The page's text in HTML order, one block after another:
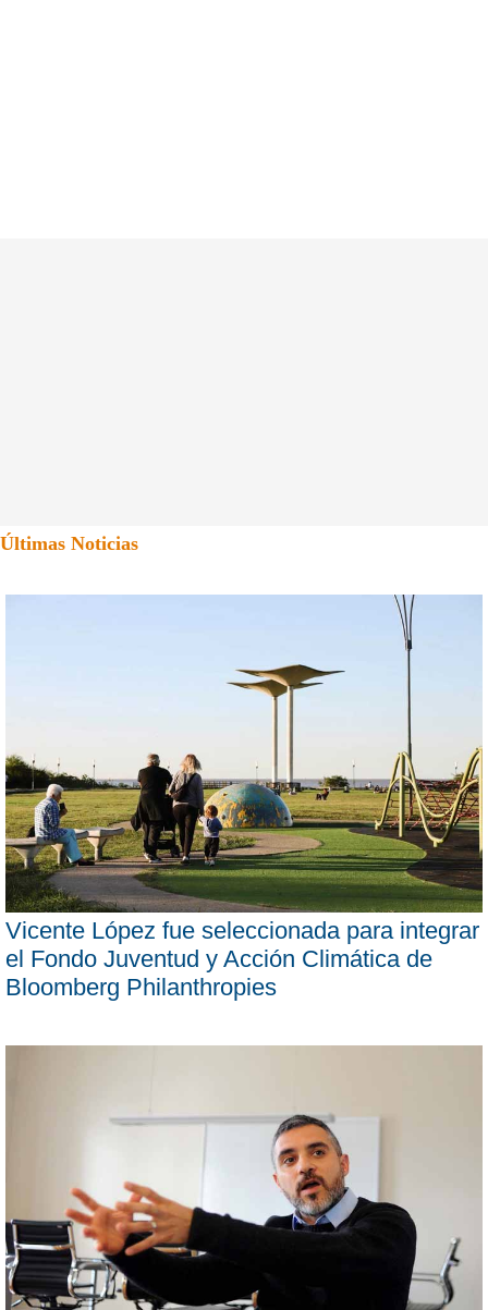
Últimas Noticias
Vicente López fue seleccionada para integrar
el Fondo Juventud y Acción Climática de
Bloomberg Philanthropies